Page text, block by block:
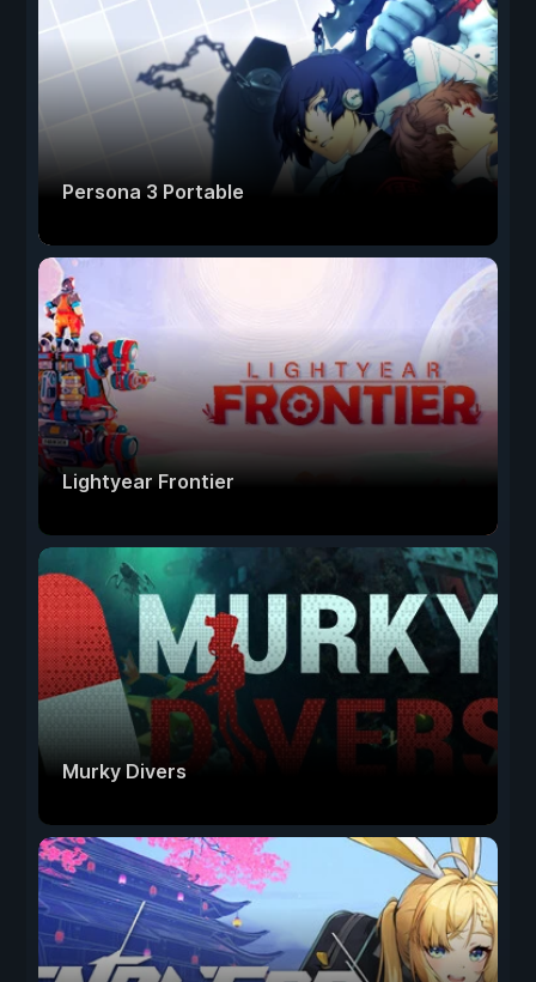
Persona 3 Portable
Lightyear Frontier
Murky Divers